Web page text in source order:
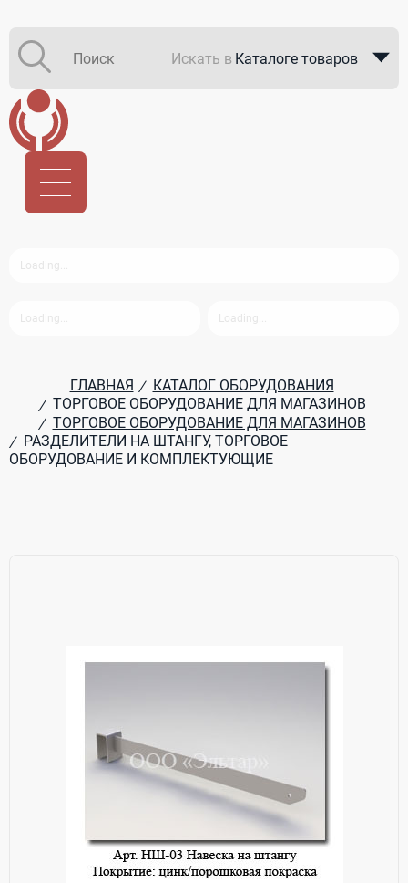
Искать в Каталоге товаров
ГЛАВНАЯ / КАТАЛОГ ОБОРУДОВАНИЯ
/ ТОРГОВОЕ ОБОРУДОВАНИЕ ДЛЯ МАГАЗИНОВ
/ ТОРГОВОЕ ОБОРУДОВАНИЕ ДЛЯ МАГАЗИНОВ
/ РАЗДЕЛИТЕЛИ НА ШТАНГУ, ТОРГОВОЕ
ОБОРУДОВАНИЕ И КОМПЛЕКТУЮЩИЕ